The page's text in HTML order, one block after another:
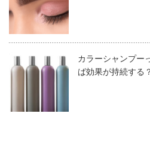
性があります。
美容師の場合、技術が優れてい
客様から支持されません。
逆に見た目さえ整えおけば、 半
ふわっとした女性らしいフェミ
レギンスと組み合わせると、大
ただし、美容室によっては肩を
カラーシャンプー
ば効果が持続する